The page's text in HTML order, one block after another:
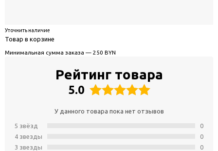
Уточнить наличие
Товар в корзине
Минимальная сумма заказа — 250 BYN
Рейтинг товара
5.0
У данного товара пока нет отзывов
5 звёзд
4 звeзды
3 звeзды
0
0
0